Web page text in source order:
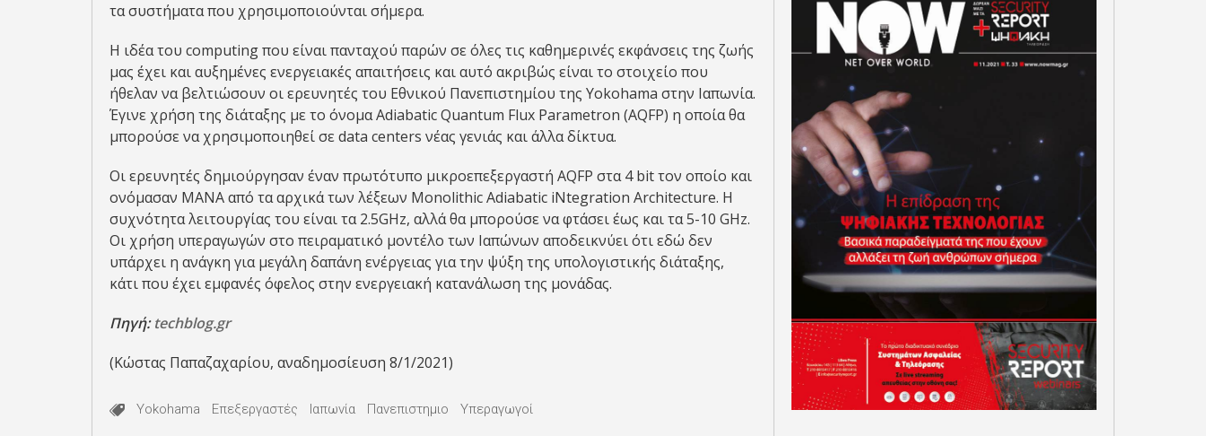
τα συστήματα που χρησιμοποιούνται σήμερα.
Η ιδέα του computing που είναι πανταχού παρών σε όλες τις καθημερινές εκφάνσεις της ζωής
μας έχει και αυξημένες ενεργειακές απαιτήσεις και αυτό ακριβώς είναι το στοιχείο που
ήθελαν να βελτιώσουν οι ερευνητές του Εθνικού Πανεπιστημίου της Yokohama στην Ιαπωνία.
Έγινε χρήση της διάταξης με το όνομα Adiabatic Quantum Flux Parametron (AQFP) η οποία θα
μπορούσε να χρησιμοποιηθεί σε data centers νέας γενιάς και άλλα δίκτυα.
Οι ερευνητές δημιούργησαν έναν πρωτότυπο μικροεπεξεργαστή ΑQFP στα 4 bit τον οποίο και
ονόμασαν MANA από τα αρχικά των λέξεων Monolithic Adiabatic iNtegration Architecture. H
συχνότητα λειτουργίας του είναι τα 2.5GHz, αλλά θα μπορούσε να φτάσει έως και τα 5-10 GHz.
Οι χρήση υπεραγωγών στο πειραματικό μοντέλο των Ιαπώνων αποδεικνύει ότι εδώ δεν
υπάρχει η ανάγκη για μεγάλη δαπάνη ενέργειας για την ψύξη της υπολογιστικής διάταξης,
κάτι που έχει εμφανές όφελος στην ενεργειακή κατανάλωση της μονάδας.
Πηγή:techblog.gr
(Κώστας Παπαζαχαρίου, αναδημοσίευση 8/1/2021)
Yokohama Επεξεργαστές Ιαπωνία Πανεπιστημιο Υπεραγωγοί